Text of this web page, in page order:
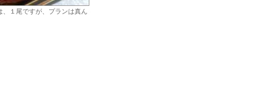
１尾ですが、プランは真ん